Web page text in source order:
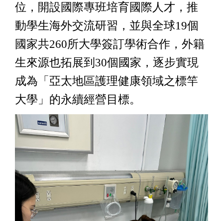
位，開設國際專班培育國際人才，推
動學生海外交流研習，並與全球19個
國家共260所大學簽訂學術合作，外籍
生來源也拓展到30個國家，逐步實現
成為「亞太地區護理健康領域之標竿
大學」的永續經營目標。